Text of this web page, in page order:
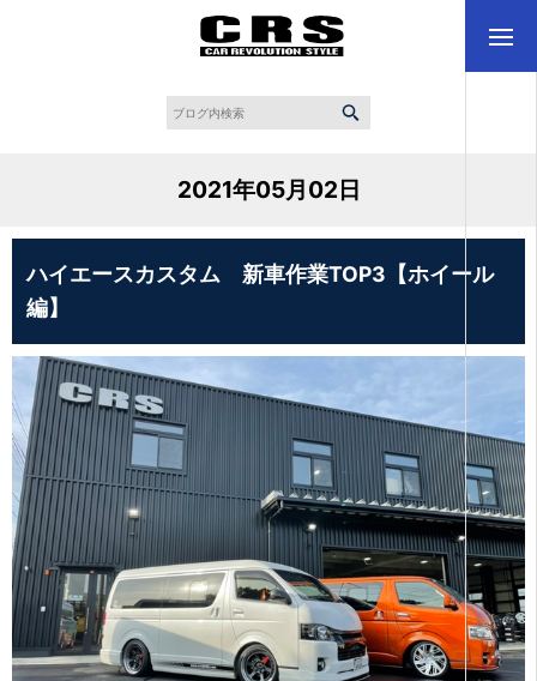
2021年05月02日
ハイエースカスタム 新車作業TOP3【ホイール
編】